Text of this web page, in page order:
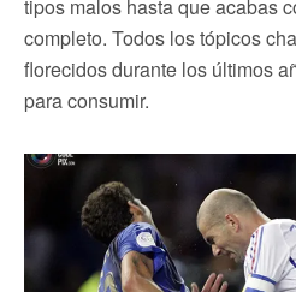
tipos malos hasta que acabas
completo. Todos los tópicos
florecidos durante los últimos
para consumir.